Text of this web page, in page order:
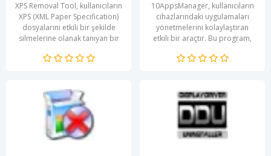
XPS Removal Tool, kullanıcıların
XPS (XML Paper Specification)
dosyalarını etkili bir şekilde
silmelerine olanak tanıyan bir
10AppsManager, kullanıcıların
cihazlarındaki uygulamaları
yönetmelerini kolaylaştıran
etkili bir araçtır. Bu program,
güncellenmesini...